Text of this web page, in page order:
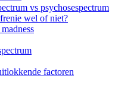
vs psychosespectrum
wel of niet?
factoren